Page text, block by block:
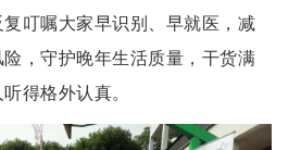
叮嘱大家早识别、早就医，减
，守护晚年生活质量，干货满
得格外认真。